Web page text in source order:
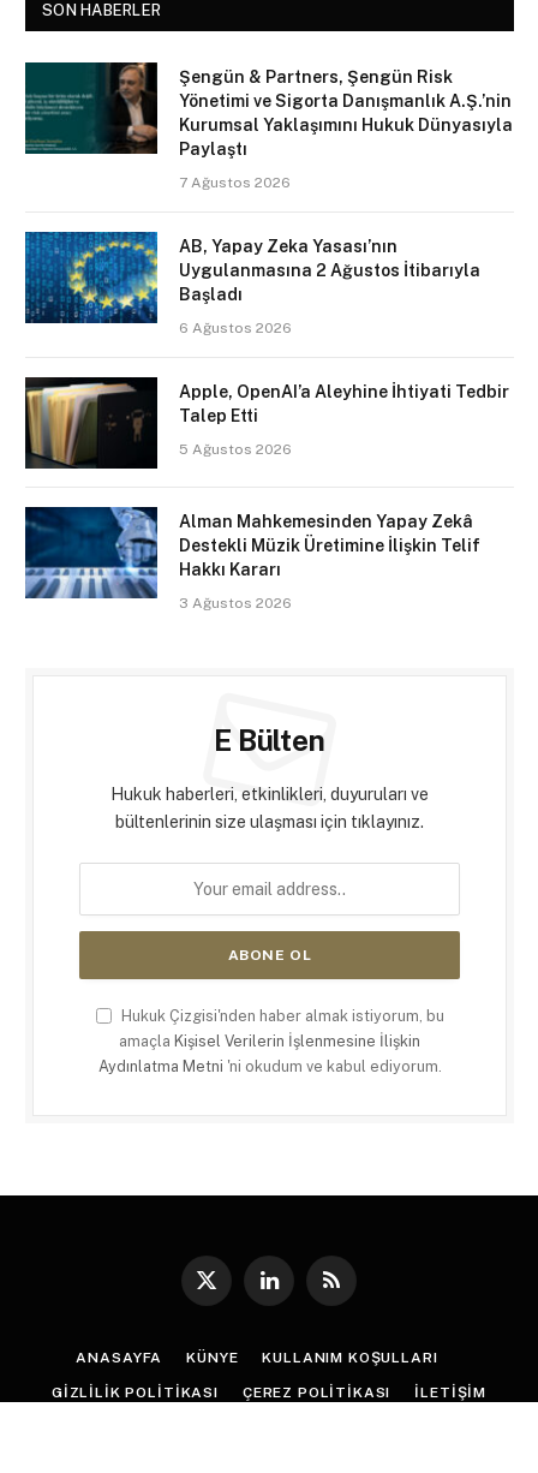
SON HABERLER
Şengün & Partners, Şengün Risk
Yönetimi ve Sigorta Danışmanlık A.Ş.’nin
Kurumsal Yaklaşımını Hukuk Dünyasıyla
Paylaştı
7 Ağustos 2026
AB, Yapay Zeka Yasası’nın
Uygulanmasına 2 Ağustos İtibarıyla
Başladı
6 Ağustos 2026
Apple, OpenAI’a Aleyhine İhtiyati Tedbir
Talep Etti
5 Ağustos 2026
Alman Mahkemesinden Yapay Zekâ
Destekli Müzik Üretimine İlişkin Telif
Hakkı Kararı
3 Ağustos 2026
E Bülten
Hukuk haberleri, etkinlikleri, duyuruları ve
bültenlerinin size ulaşması için tıklayınız.
Hukuk Çizgisi'nden haber almak istiyorum, bu
amaçla Kişisel Verilerin İşlenmesine İlişkin
Aydınlatma Metni 'ni okudum ve kabul ediyorum.
X
LinkedInRSS
ANASAYFA KÜNYE KULLANIM KOŞULLARI
GIZLILIK POLITIKASI ÇEREZ POLITIKASI İLETIŞIM